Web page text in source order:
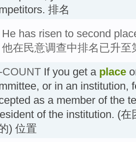
排名
He has risen to second
他在民意调查中排名已升至
COUNT If you get a place
or in an institution,
as a member of the
of the institution. (
) 位置